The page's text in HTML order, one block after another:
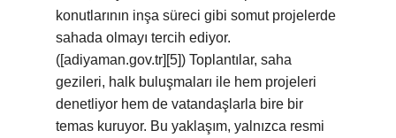
konutlarının inşa süreci gibi somut projelerde
sahada olmayı tercih ediyor.
([adiyaman.gov.tr][5]) Toplantılar, saha
gezileri, halk buluşmaları ile hem projeleri
denetliyor hem de vatandaşlarla bire bir
temas kuruyor. Bu yaklaşım, yalnızca resmi